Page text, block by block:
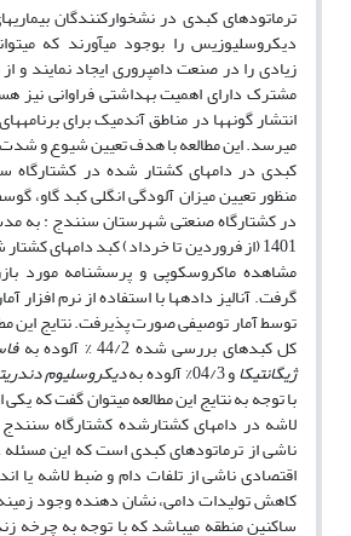
ترماتودهای کبدی در نشخوارکنندگان
دیکروسلیوزیس را بوجود می­آورند که
زیادی را در صنعت دامپروری ایجاد نمایند و
مشترک دارای اهمیت بهداشتی فراوانی نیز
انتشار گونه­ها در مناطق آندمیک برای
می­رسد. این مطالعه با هدف تعیین شیوع و شدت
کبدی در دام­های کشتار شده در کشتارگاه
منظور تعیین میزان آلودگی انگلی کبد گاو،
در کشتارگاه صنعتی شهرستان سنندج : به
1401 (از فروردین تا خرداد) کبد دام­های
مشاهده ماکروسکوپی و پرسشنامه مورد
توسط آمار توصیفی صورت پذیرفت. نتایج این
کل کبدهای بررسی شده 44/2 % آلوده به
ژیگانتیکاو 04/3% آلوده به دیکروسلیوم
با توجه به نتایج این مطالعه می­توان گفت که
لاشه در دام­های کشتارشده کشتارگاه سنندج
ناشی از ترماتودهای کبدی است که این مسئله
اقتصادی ناشی از تلفات دام و ضبط لاشه یا
کاهش تولیدات دامی، نشان دهنده وجود
ساکنین منطقه می­باشد که با توجه به چرخه